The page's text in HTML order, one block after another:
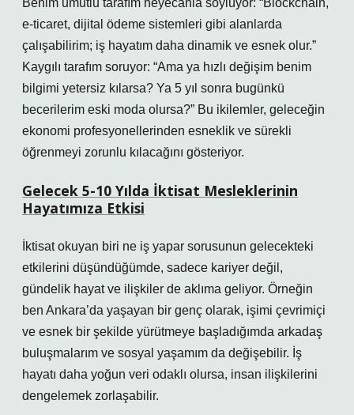
Benim umutlu tarafım heyecanla söylüyor: “Blockchain,
e-ticaret, dijital ödeme sistemleri gibi alanlarda
çalışabilirim; iş hayatım daha dinamik ve esnek olur.”
Kaygılı tarafım soruyor: “Ama ya hızlı değişim benim
bilgimi yetersiz kılarsa? Ya 5 yıl sonra bugünkü
becerilerim eski moda olursa?” Bu ikilemler, geleceğin
ekonomi profesyonellerinden esneklik ve sürekli
öğrenmeyi zorunlu kılacağını gösteriyor.
Gelecek 5-10 Yılda İktisat Mesleklerinin
Hayatımıza Etkisi
İktisat okuyan biri ne iş yapar sorusunun gelecekteki
etkilerini düşündüğümde, sadece kariyer değil,
gündelik hayat ve ilişkiler de aklıma geliyor. Örneğin
ben Ankara’da yaşayan bir genç olarak, işimi çevrimiçi
ve esnek bir şekilde yürütmeye başladığımda arkadaş
buluşmalarım ve sosyal yaşamım da değişebilir. İş
hayatı daha yoğun veri odaklı olursa, insan ilişkilerini
dengelemek zorlaşabilir.